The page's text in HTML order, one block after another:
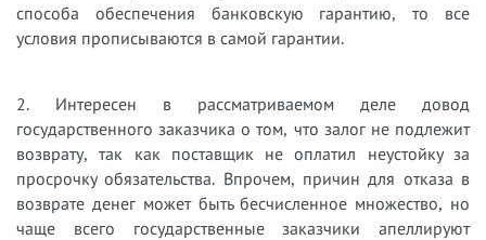
способа обеспечения банковскую гарантию, то все
условия прописываются в самой гарантии.
2. Интересен в рассматриваемом деле довод
государственного заказчика о том, что залог не подлежит
возврату, так как поставщик не оплатил неустойку за
просрочку обязательства. Впрочем, причин для отказа в
возврате денег может быть бесчисленное множество, но
чаще всего государственные заказчики апеллируют